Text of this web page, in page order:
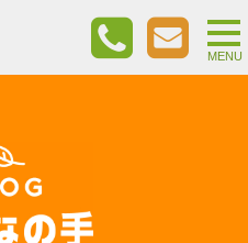
MENU